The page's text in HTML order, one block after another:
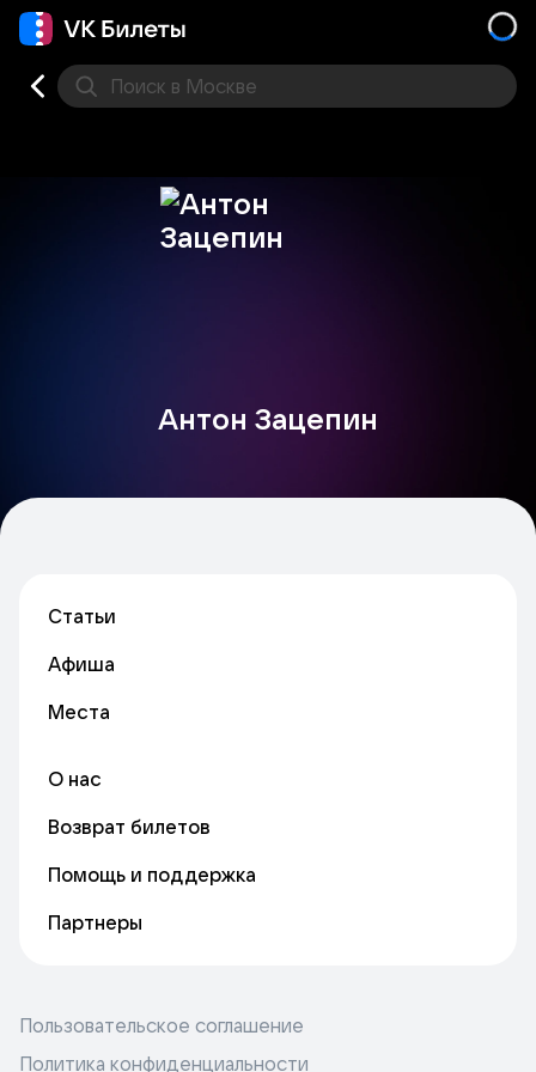
Поиск в Москве
Антон Зацепин
Статьи
Афиша
Места
О нас
Возврат билетов
Помощь и поддержка
Партнеры
Пользовательское соглашение
Политика конфиденциальности